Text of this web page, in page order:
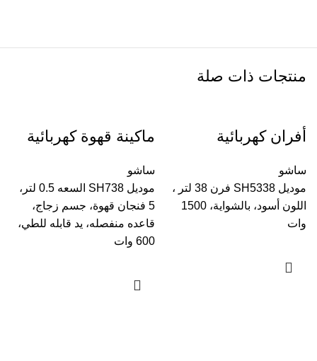
منتجات ذات صلة
أفران كهربائية
ساشو
موديل SH5338 فرن 38 لتر ،
اللون أسود، بالشواية، 1500
وات
ماكينة قهوة كهربائية
ساشو
موديل SH738 السعه 0.5 لتر،
5 فنجان قهوة، جسم زجاج،
قاعده منفصله، يد قابله للطي،
600 وات